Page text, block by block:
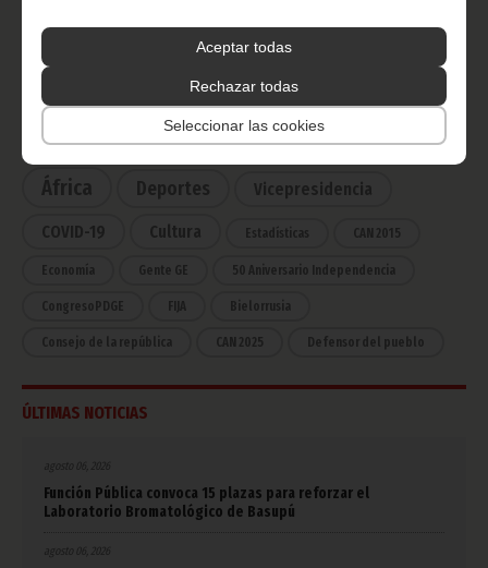
Aceptar todas
Rechazar todas
Seleccionar las cookies
CATEGORÍAS
Noticias Gobierno
Presidencia
África
Deportes Vicepresidencia
COVID-19 Cultura Estadísticas CAN 2015
Economía Gente GE 50 Aniversario Independencia
CongresoPDGE FIJA Bielorrusia
Consejo de la república CAN 2025 Defensor del pueblo
ÚLTIMAS NOTICIAS
agosto 06, 2026
Función Pública convoca 15 plazas para reforzar el
Laboratorio Bromatológico de Basupú
agosto 06, 2026